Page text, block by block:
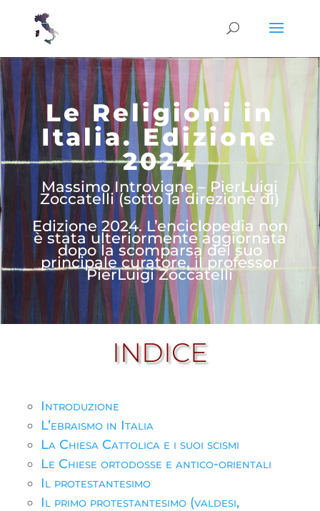
Le Religioni in
Italia. Edizione
2024
Massimo Introvigne – PierLuigi
Zoccatelli (sotto la direzione di)
Edizione 2024. L’enciclopedia non
è stata ulteriormente aggiornata
dopo la scomparsa del suo
principale curatore, il professor
PierLuigi Zoccatelli
INDICE
Introduzione
L’ebraismo in Italia
La Chiesa Cattolica e i suoi scismi
Le Chiese ortodosse e antico-orientali
Il protestantesimo
Il primo protestantesimo (valdesi,